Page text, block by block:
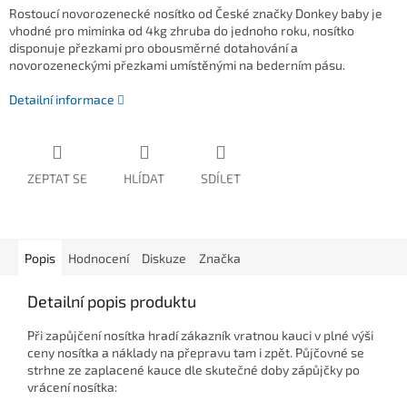
Rostoucí novorozenecké nosítko od České značky Donkey baby je
vhodné pro miminka od 4kg zhruba do jednoho roku, nosítko
disponuje přezkami pro obousměrné dotahování a
novorozeneckými přezkami umístěnými na bederním pásu.
Detailní informace
ZEPTAT SE HLÍDAT SDÍLET
Popis Hodnocení Diskuze Značka
Detailní popis produktu
Při zapůjčení nosítka hradí zákazník vratnou kauci v plné výši
ceny nosítka a náklady na přepravu tam i zpět. Půjčovné se
strhne ze zaplacené kauce dle skutečné doby zápůjčky po
vrácení nosítka: